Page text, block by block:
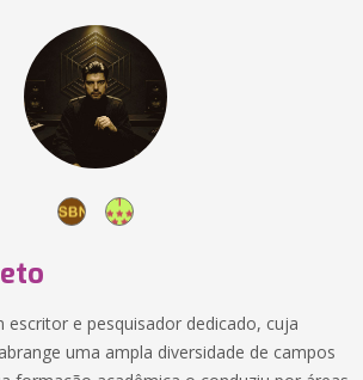
escritor e pesquisador dedicado, cuja
uma ampla diversidade de campos